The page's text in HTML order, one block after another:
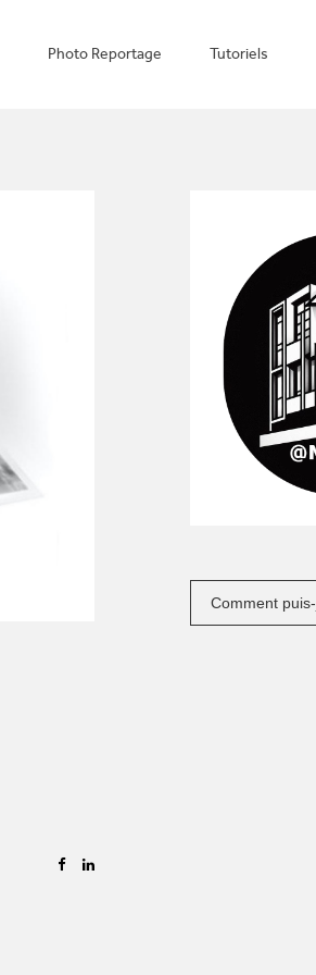
Photo Reportage Tutoriels